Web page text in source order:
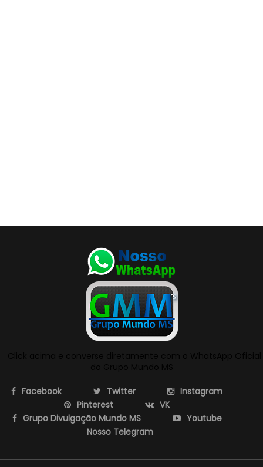
Facebook Twitter
Instagram
Pinterest
VK
Grupo Divulgação Mundo MS
Youtube
Nosso Telegram